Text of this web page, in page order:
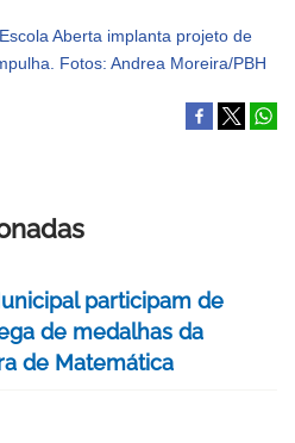
participam de
de medalhas da
de Matemática